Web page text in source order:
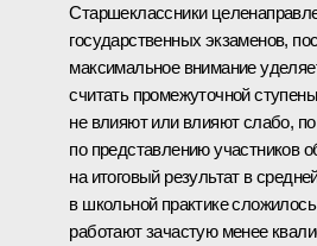
Старшеклассники
государственных экзаменов,
максимальное внимание
считать промежуточной
не влияют или влияют слабо,
по представлению участников
на итоговый результат в
в школьной практике
работают зачастую менее